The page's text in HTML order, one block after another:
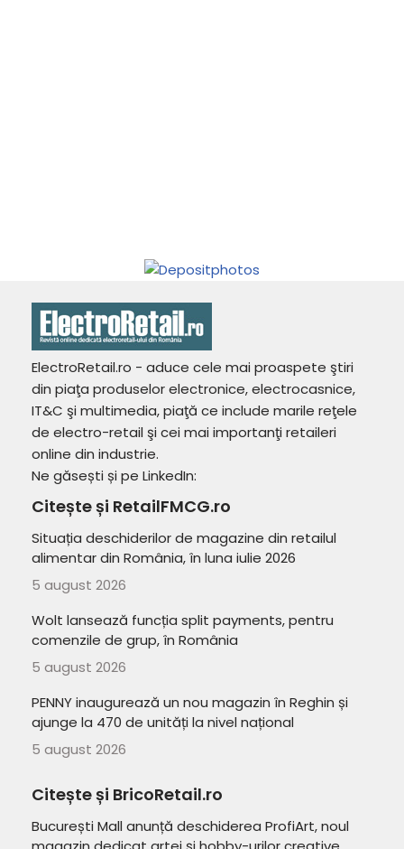
ElectroRetail.ro - aduce cele mai proaspete ştiri
din piaţa produselor electronice, electrocasnice,
IT&C şi multimedia, piaţă ce include marile reţele
de electro-retail şi cei mai importanţi retaileri
online din industrie.
Ne găsești și pe LinkedIn:
Citește și RetailFMCG.ro
Situația deschiderilor de magazine din retailul
alimentar din România, în luna iulie 2026
5 august 2026
Wolt lansează funcția split payments, pentru
comenzile de grup, în România
5 august 2026
PENNY inaugurează un nou magazin în Reghin și
ajunge la 470 de unități la nivel național
5 august 2026
Citește și BricoRetail.ro
București Mall anunță deschiderea ProfiArt, noul